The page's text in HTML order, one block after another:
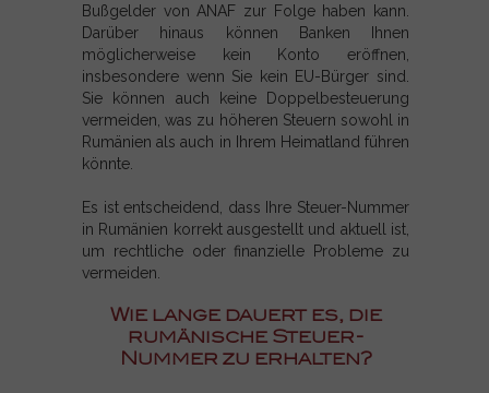
Bußgelder von ANAF zur Folge haben kann.
Darüber hinaus können Banken Ihnen
möglicherweise kein Konto eröffnen,
insbesondere wenn Sie kein EU-Bürger sind.
Sie können auch keine Doppelbesteuerung
vermeiden, was zu höheren Steuern sowohl in
Rumänien als auch in Ihrem Heimatland führen
könnte.
Es ist entscheidend, dass Ihre Steuer-Nummer
in Rumänien korrekt ausgestellt und aktuell ist,
um rechtliche oder finanzielle Probleme zu
vermeiden.
Wie lange dauert es, die
rumänische Steuer-
Nummer zu erhalten?